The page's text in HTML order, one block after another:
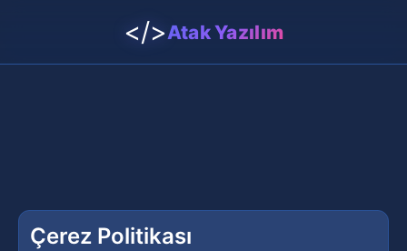
</>Atak Yazılım
Çerez Politikası